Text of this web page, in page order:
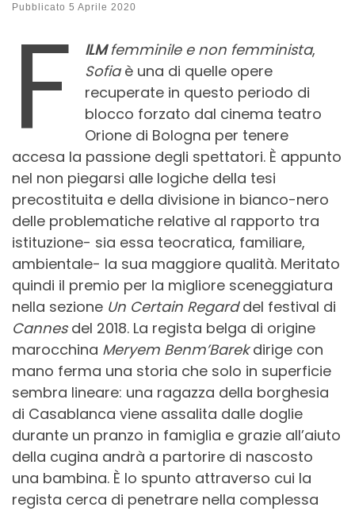
Pubblicato 5 Aprile 2020
F ILM femminile e non femminista,
Sofia è una di quelle opere
recuperate in questo periodo di
blocco forzato dal cinema teatro
Orione di Bologna per tenere
accesa la passione degli spettatori. È appunto
nel non piegarsi alle logiche della tesi
precostituita e della divisione in bianco-nero
delle problematiche relative al rapporto tra
istituzione- sia essa teocratica, familiare,
ambientale- la sua maggiore qualità. Meritato
quindi il premio per la migliore sceneggiatura
nella sezione Un Certain Regarddel festival di
Cannesdel 2018. La regista belga di origine
marocchina Meryem Benm’Barekdirige con
mano ferma una storia che solo in superficie
sembra lineare: una ragazza della borghesia
di Casablanca viene assalita dalle doglie
durante un pranzo in famiglia e grazie all’aiuto
della cugina andrà a partorire di nascosto
una bambina. È lo spunto attraverso cui la
regista cerca di penetrare nella complessa